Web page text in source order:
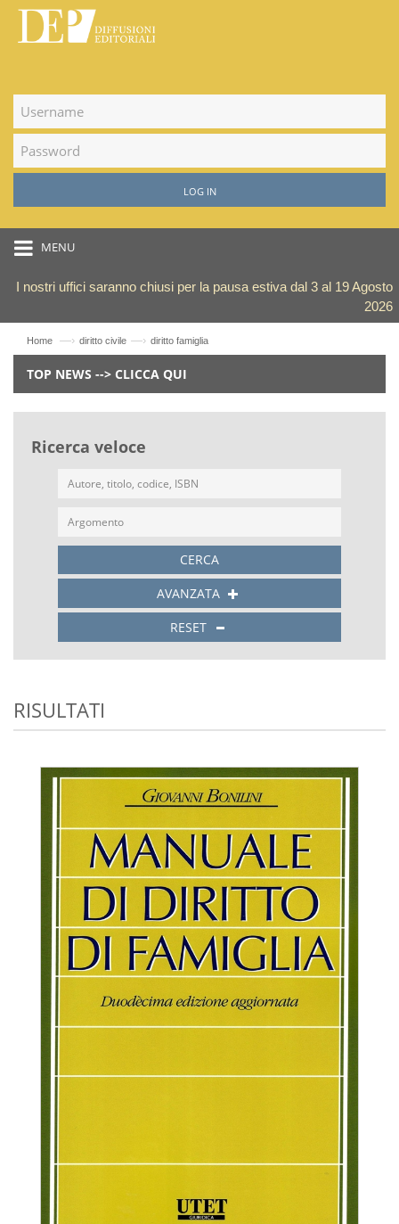
LOG IN
MENU
I nostri uffici saranno chiusi per la pausa estiva dal 3 al 19 Agosto
2026
Home —› diritto civile —› diritto famiglia
TOP NEWS --> CLICCA QUI
Ricerca veloce
CERCA
AVANZATA
RESET
RISULTATI